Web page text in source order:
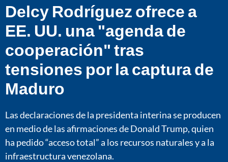
Delcy Rodríguez ofrece a
EE. UU. una "agenda de
cooperación" tras
tensiones por la captura de
Maduro
Las declaraciones de la presidenta interina se producen
en medio de las afirmaciones de Donald Trump, quien
ha pedido “acceso total” a los recursos naturales y a la
infraestructura venezolana.